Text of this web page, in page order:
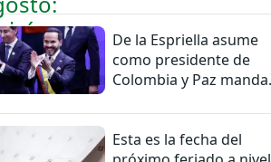
De la Espriella asume
como presidente de
Colombia y Paz manda
Esta es la fecha del